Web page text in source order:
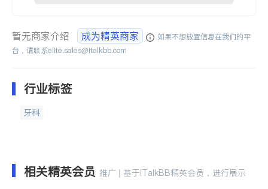
暂无商家介绍 成为精英商家
如果不想放置信息在我们的平
台，请联系elite.sales@italkbb.com
行业标签
牙科
相关精英会员 推广 | 基于iTalkBB精英会员，进行展示